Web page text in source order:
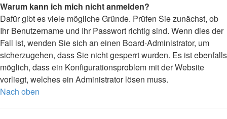
Warum kann ich mich nicht anmelden?
Dafür gibt es viele mögliche Gründe. Prüfen Sie zunächst, ob
Ihr Benutzername und Ihr Passwort richtig sind. Wenn dies der
Fall ist, wenden Sie sich an einen Board-Administrator, um
sicherzugehen, dass Sie nicht gesperrt wurden. Es ist ebenfalls
möglich, dass ein Konfigurationsproblem mit der Website
vorliegt, welches ein Administrator lösen muss.
Nach oben